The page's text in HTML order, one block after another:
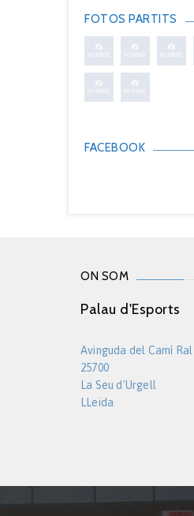
FOTOS PARTITS
FACEBOOK
ON SOM
Palau d'Esports
Avinguda del Camí Ral
25700
La Seu d'Urgell
LLeida